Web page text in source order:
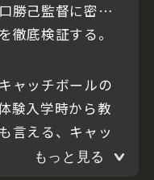
勝己監督に密
徹底検証する。
ャッチボールの
験入学時から教
言える、キャッ
する。もっと見る